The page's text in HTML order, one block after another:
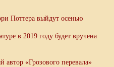
Поттера выйдут осенью
в 2019 году будет вручена
«Грозового перевала»